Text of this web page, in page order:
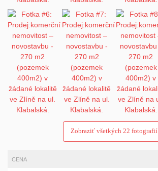
Zobraziť všetkých 22 fotografií
CENA